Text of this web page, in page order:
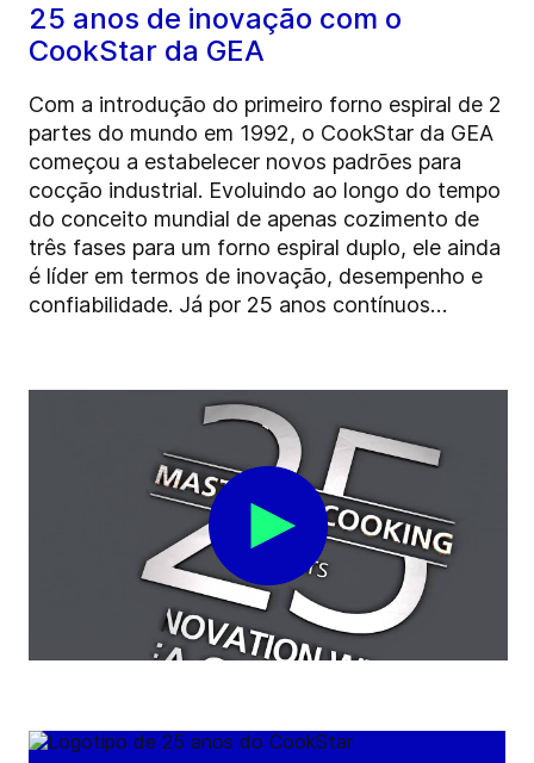
25 anos de inovação com o
CookStar da GEA
Com a introdução do primeiro forno espiral de 2
partes do mundo em 1992, o CookStar da GEA
começou a estabelecer novos padrões para
cocção industrial. Evoluindo ao longo do tempo
do conceito mundial de apenas cozimento de
três fases para um forno espiral duplo, ele ainda
é líder em termos de inovação, desempenho e
confiabilidade. Já por 25 anos contínuos…